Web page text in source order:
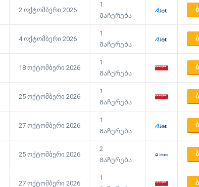
2 ოქტომბერი 2026
1
Გაჩერება
4 ოქტომბერი 2026
1
Გაჩერება
18 ოქტომბერი 2026
1
Გაჩერება
25 ოქტომბერი 2026
1
Გაჩერება
27 ოქტომბერი 2026
1
Გაჩერება
25 ოქტომბერი 2026
2
Გაჩერება
27 ოქტომბერი 2026
1